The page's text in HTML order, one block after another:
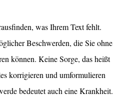
was Ihrem Text fehlt.
Beschwerden, die Sie ohne
können. Keine Sorge, das heißt
korrigieren und umformulieren
bedeutet auch eine Krankheit.